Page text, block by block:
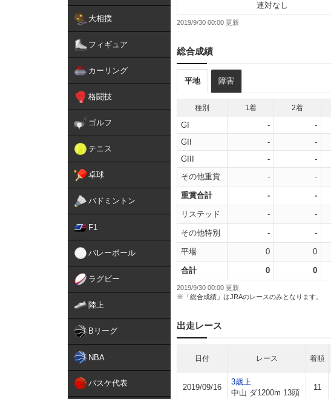
大相撲
フィギュア
カーリング
格闘技
ゴルフ
テニス
卓球
バドミントン
F1
バレーボール
ラグビー
陸上
Bリーグ
NBA
バスケ代表
連対なし
2019/9/30 00:00
総合成績
平地 障害
種別 1着 2着
GI - -
GII
- -
GIII
- -
その他重賞
- -
重賞合計 - -
リステッド - -
その他特別 - -
平場 0 0
合計 0 0
2019/9/30 00:00 更新
※「総合成績」はJRAのレースのみとなります。
出走レース
日付 レース 着順
2019/09/16
3歳上
中山 ダ1200m 13頭
11